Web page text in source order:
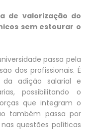
de valorização do
sem estourar o
passa pela
dos profissionais. É
adição salarial e
possibilitando o
que integram o
também passa por
questões políticas